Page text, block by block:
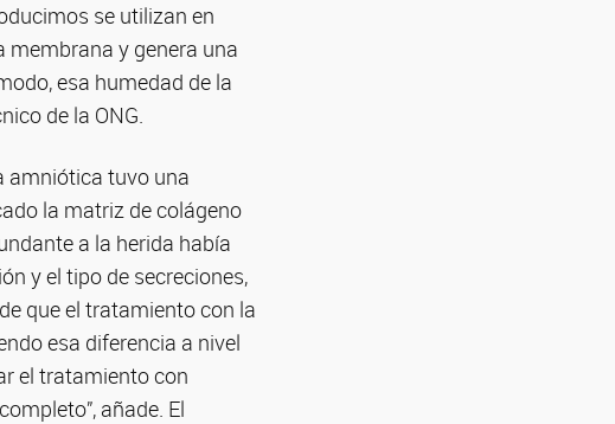
se utilizan en
membrana y genera una
esa humedad de la
de la ONG.
amniótica tuvo una
la matriz de colágeno
a la herida había
y el tipo de secreciones,
que el tratamiento con la
esa diferencia a nivel
el tratamiento con
añade. El